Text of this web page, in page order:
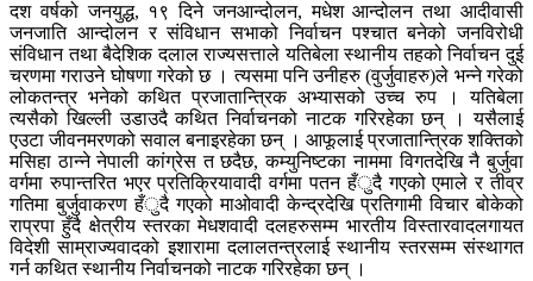
दश वर्षको जनयुद्ध, १९ दिने जनआन्दोलन, मधेश आन्दोलन तथा आदीवासी
जनजाति आन्दोलन र संविधान सभाको निर्वाचन पश्चात बनेको जनविरोधी
संविधान तथा बैदेशिक दलाल राज्यसत्ताले यतिबेला स्थानीय तहको निर्वाचन दुई
चरणमा गराउने घोषणा गरेको छ । त्यसमा पनि उनीहरु (वुर्जुवाहरु)ले भन्ने गरेको
लोकतन्त्र भनेको कथित प्रजातान्त्रिक अभ्यासको उच्च रुप । यतिबेला
त्यसैको खिल्ली उडाउदै कथित निर्वाचनको नाटक गरिरहेका छन् । यसैलाई
एउटा जीवनमरणको सवाल बनाइरहेका छन् । आफूलाई प्रजातान्त्रिक शक्तिको
मसिहा ठान्ने नेपाली कांग्रेस त छदैछ, कम्युनिष्टका नाममा विगतदेखि नै बुर्जुवा
वर्गमा रुपान्तरित भएर प्रतिक्रियावादी वर्गमा पतन हँुदै गएको एमाले र तीव्र
गतिमा बुर्जुवाकरण हँुदै गएको माओवादी केन्द्रदेखि प्रतिगामी विचार बोकेको
राप्रपा हुँदै क्षेत्रीय स्तरका मेधशवादी दलहरुसम्म भारतीय विस्तारवादलगायत
विदेशी साम्राज्यवादको इशारामा दलालतन्त्रलाई स्थानीय स्तरसम्म संस्थागत
गर्न कथित स्थानीय निर्वाचनको नाटक गरिरहेका छन् ।